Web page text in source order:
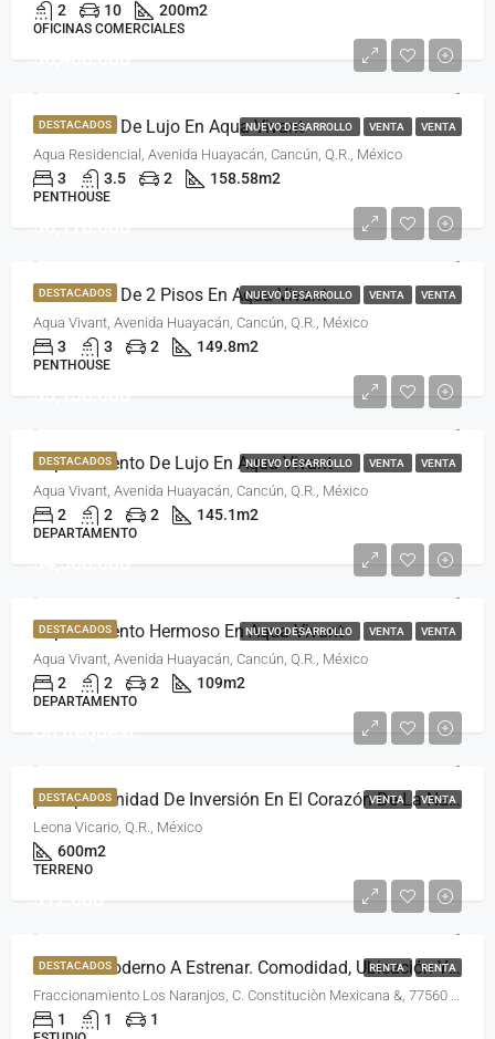
2 10 200m2
OFICINAS COMERCIALES
DESTACADOS NUEVO DESARROLLO VENTA VENTA
$6,480,000
Penthouse De Lujo En Aqua Vivant
Aqua Residencial, Avenida Huayacán, Cancún, Q.R., México
3 3.5 2 158.58m2
PENTHOUSE
DESTACADOS NUEVO DESARROLLO VENTA VENTA
$6,170,000
Penthouse De 2 Pisos En Aqua Vivant
Aqua Vivant, Avenida Huayacán, Cancún, Q.R., México
3 3 2 149.8m2
PENTHOUSE
DESTACADOS NUEVO DESARROLLO VENTA VENTA
$5,130,000
Departamento De Lujo En Aqua Vivant
Aqua Vivant, Avenida Huayacán, Cancún, Q.R., México
2 2 2 145.1m2
DEPARTAMENTO
DESTACADOS NUEVO DESARROLLO VENTA VENTA
$4,300,000
Departamento Hermoso En Aqua Vivant
Aqua Vivant, Avenida Huayacán, Cancún, Q.R., México
2 2 2 109m2
DEPARTAMENTO
DESTACADOS VENTA VENTA
On Request
¡Tu Oportunidad De Inversión En El Corazón De La Naturaleza!
Leona Vicario, Q.R., México
600m2
TERRENO
DESTACADOS RENTA RENTA
$12,000
Estudio Moderno A Estrenar. Comodidad, Ubicación Y Todo Incluido.
Fraccionamiento Los Naranjos, C. Constituciòn Mexicana &, 77560 Alfredo V. Bonfil, Q.R., México
1 1 1